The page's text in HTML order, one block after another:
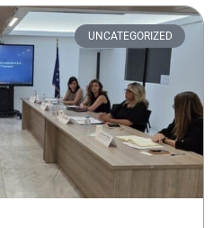
UNCATEGORIZED